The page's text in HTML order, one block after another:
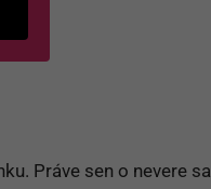
Práve sen o nevere sa